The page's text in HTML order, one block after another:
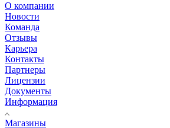
О компании
Новости
Команда
Отзывы
Карьера
Контакты
Партнеры
Лицензии
Документы
Информация
Магазины